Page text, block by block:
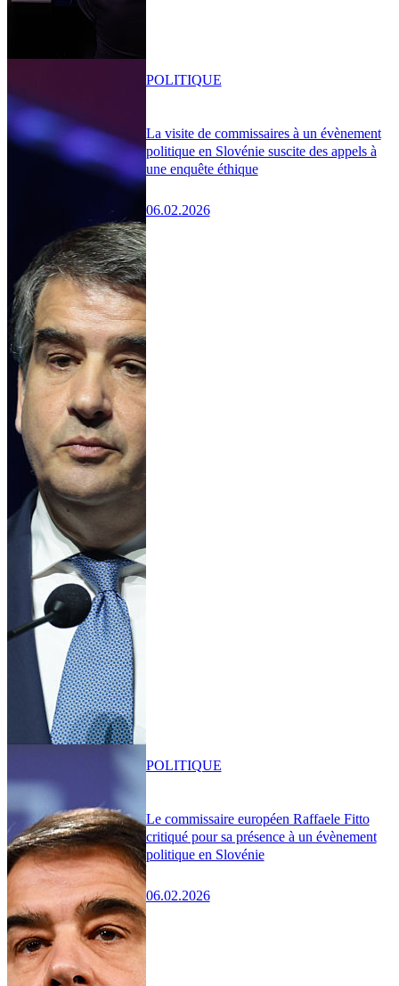
La visite de commissaires à un évènement
politique en Slovénie suscite des appels à
une enquête éthique
06.02.2026
POLITIQUE
Le commissaire européen Raffaele Fitto
critiqué pour sa présence à un évènement
politique en Slovénie
06.02.2026
POLITIQUE